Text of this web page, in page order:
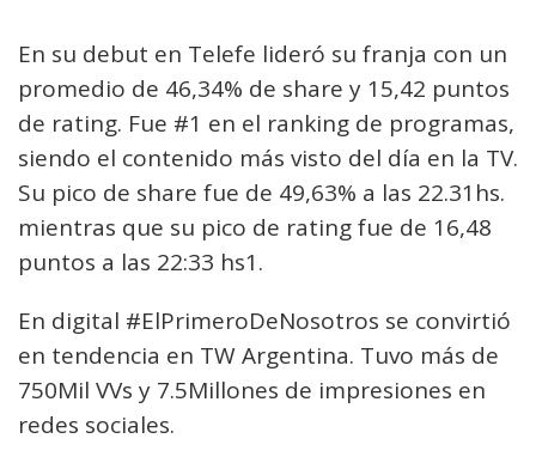
En su debut en Telefe lideró su franja con un
promedio de 46,34% de share y 15,42 puntos
de rating. Fue #1 en el ranking de programas,
siendo el contenido más visto del día en la TV.
Su pico de share fue de 49,63% a las 22.31hs.
mientras que su pico de rating fue de 16,48
puntos a las 22:33 hs1.
En digital #ElPrimeroDeNosotros se convirtió
en tendencia en TW Argentina. Tuvo más de
750Mil VVs y 7.5Millones de impresiones en
redes sociales.